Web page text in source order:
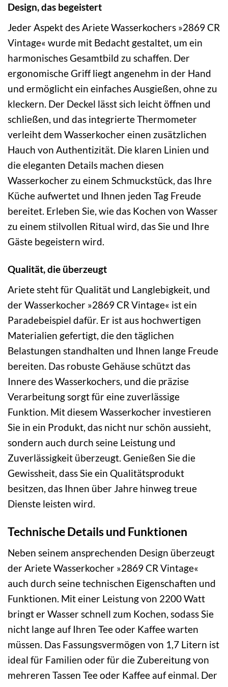
Design, das begeistert
Jeder Aspekt des Ariete Wasserkochers »2869 CR
Vintage« wurde mit Bedacht gestaltet, um ein
harmonisches Gesamtbild zu schaffen. Der
ergonomische Griff liegt angenehm in der Hand
und ermöglicht ein einfaches Ausgießen, ohne zu
kleckern. Der Deckel lässt sich leicht öffnen und
schließen, und das integrierte Thermometer
verleiht dem Wasserkocher einen zusätzlichen
Hauch von Authentizität. Die klaren Linien und
die eleganten Details machen diesen
Wasserkocher zu einem Schmuckstück, das Ihre
Küche aufwertet und Ihnen jeden Tag Freude
bereitet. Erleben Sie, wie das Kochen von Wasser
zu einem stilvollen Ritual wird, das Sie und Ihre
Gäste begeistern wird.
Qualität, die überzeugt
Ariete steht für Qualität und Langlebigkeit, und
der Wasserkocher »2869 CR Vintage« ist ein
Paradebeispiel dafür. Er ist aus hochwertigen
Materialien gefertigt, die den täglichen
Belastungen standhalten und Ihnen lange Freude
bereiten. Das robuste Gehäuse schützt das
Innere des Wasserkochers, und die präzise
Verarbeitung sorgt für eine zuverlässige
Funktion. Mit diesem Wasserkocher investieren
Sie in ein Produkt, das nicht nur schön aussieht,
sondern auch durch seine Leistung und
Zuverlässigkeit überzeugt. Genießen Sie die
Gewissheit, dass Sie ein Qualitätsprodukt
besitzen, das Ihnen über Jahre hinweg treue
Dienste leisten wird.
Technische Details und Funktionen
Neben seinem ansprechenden Design überzeugt
der Ariete Wasserkocher »2869 CR Vintage«
auch durch seine technischen Eigenschaften und
Funktionen. Mit einer Leistung von 2200 Watt
bringt er Wasser schnell zum Kochen, sodass Sie
nicht lange auf Ihren Tee oder Kaffee warten
müssen. Das Fassungsvermögen von 1,7 Litern ist
ideal für Familien oder für die Zubereitung von
mehreren Tassen Tee oder Kaffee auf einmal. Der